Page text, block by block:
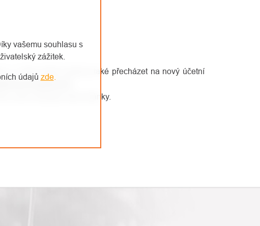
vašemu souhlasu s
zážitek.
údajů zde.
V této době budeme také přecházet na nový účetní
je expedovat
proto sledujte naše stránky.